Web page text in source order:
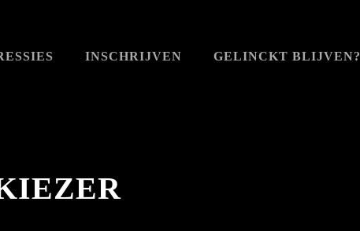
INSCHRIJVEN GELINCKT BLIJVEN?